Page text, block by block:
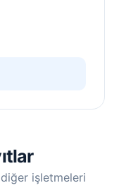
işletmeleri